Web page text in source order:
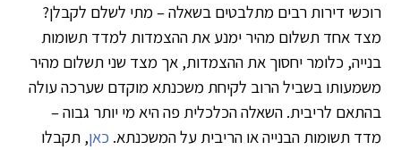
רוכשי דירות רבים מתלבטים בשאלה – מתי לשלם לקבלן?
מצד אחד תשלום מהיר ימנע את ההצמדות למדד תשומות
בנייה, כלומר יחסוך את ההצמדות, אך מצד שני תשלום מהיר
משמעותו בשביל הרוב לקיחת משכנתא מוקדם שערכה עולה
בהתאם לריבית. השאלה הכלכלית פה היא מי יותר גבוה –
מדד תשומות הבנייה או הריבית על המשכנתא. כאן, תקבלו